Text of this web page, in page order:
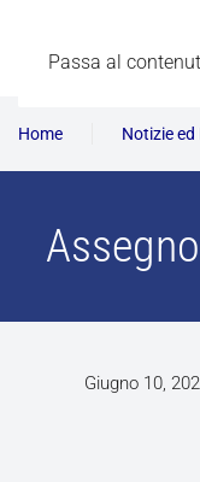
Passa al
Home Notizie ed
Giugno 10,